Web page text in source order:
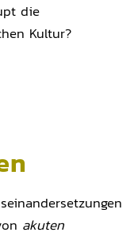
die
Kultur?
akuten